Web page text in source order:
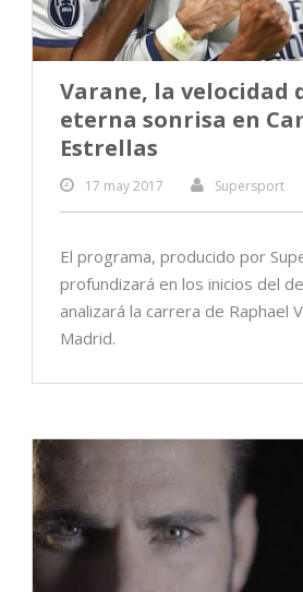
Varane, la velocidad
eterna sonrisa en
Estrellas
17 may 2017 Supersport
El programa, producido por
profundizará en los inicios del
analizará la carrera de Raphael
Madrid.